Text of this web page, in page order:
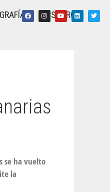
NOSOTROS
se ha vuelto
la